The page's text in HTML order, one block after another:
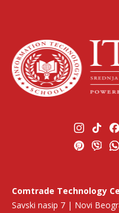
Comtrade Technology
Savski nasip 7 | Novi